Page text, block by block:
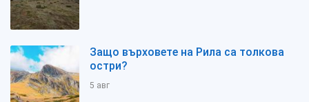
Защо върховете на Рила са толкова
остри?
5 авг